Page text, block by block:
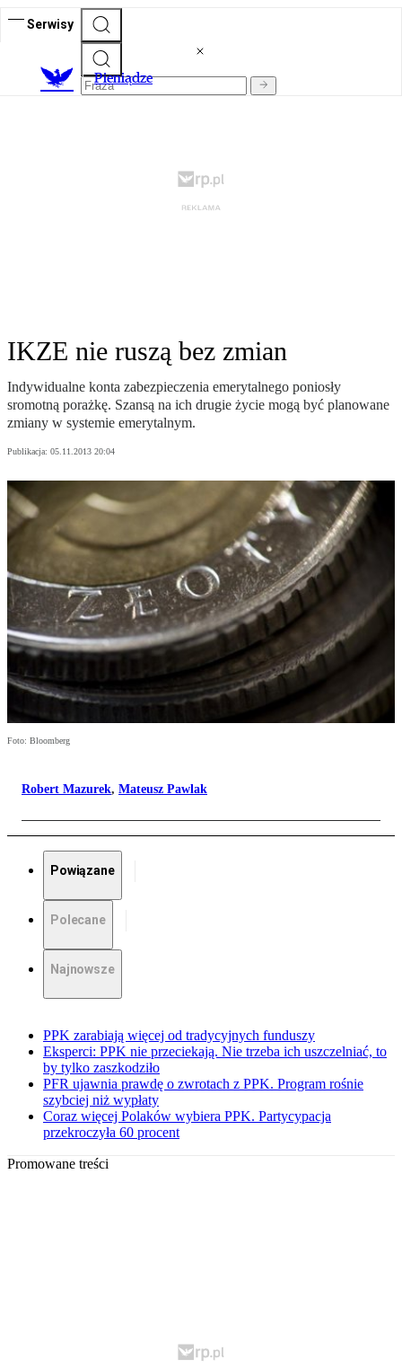
Serwisy
Pieniądze
IKZE nie ruszą bez zmian
Indywidualne konta zabezpieczenia emerytalnego poniosły
sromotną porażkę. Szansą na ich drugie życie mogą być planowane
zmiany w systemie emerytalnym.
Publikacja: 05.11.2013 20:04
Foto: Bloomberg
Robert Mazurek, Mateusz Pawlak
Powiązane
Polecane
Najnowsze
PPK zarabiają więcej od tradycyjnych funduszy
Eksperci: PPK nie przeciekają. Nie trzeba ich uszczelniać, to
by tylko zaszkodziło
PFR ujawnia prawdę o zwrotach z PPK. Program rośnie
szybciej niż wypłaty
Coraz więcej Polaków wybiera PPK. Partycypacja
przekroczyła 60 procent
Promowane treści